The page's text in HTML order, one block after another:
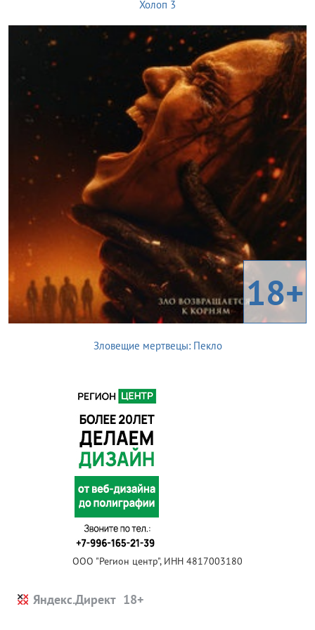
Холоп 3
18+
Зловещие мертвецы: Пекло
ООО "Регион центр", ИНН 4817003180
Яндекс.Директ